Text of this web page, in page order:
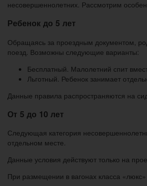
несовершеннолетних. Рассмотрим
Ребенок до 5 лет
Обращаясь за проездным документом,
поезд. Возможны следующие варианты:
Бесплатный. Малолетний спит
Льготный. Ребенок занимает
Данные правила распространяются на
От 5 до 10 лет
Следующая категория
отдельном месте.
Данные условия действуют только на
При размещении в вагонах класса